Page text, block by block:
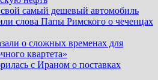
самый дешевый автомобиль
слова Папы Римского о чеченцах
о сложных временах для
квартета»
с Ираном о поставках